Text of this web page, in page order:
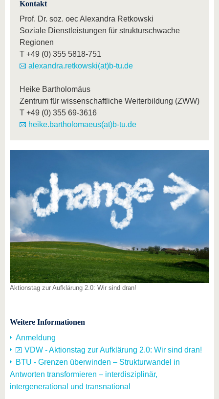
Kontakt
Prof. Dr. soz. oec Alexandra Retkowski
Soziale Dienstleistungen für strukturschwache
Regionen
T +49 (0) 355 5818-751
alexandra.retkowski(at)b-tu.de
Heike Bartholomäus
Zentrum für wissenschaftliche Weiterbildung (ZWW)
T +49 (0) 355 69-3616
heike.bartholomaeus(at)b-tu.de
Aktionstag zur Aufklärung 2.0: Wir sind dran!
Weitere Informationen
Anmeldung
VDW - Aktionstag zur Aufklärung 2.0: Wir sind dran!
BTU - Grenzen überwinden – Strukturwandel in
Antworten transformieren – interdisziplinär,
intergenerational und transnational